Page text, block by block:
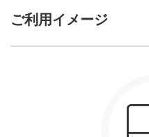
ご利用イメージ